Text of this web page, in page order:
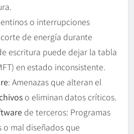
o interrupciones
de energía durante
escritura puede dejar la tabla
en estado inconsistente.
: Amenazas que alteran el
o eliminan datos críticos.
de terceros: Programas
mal diseñados que